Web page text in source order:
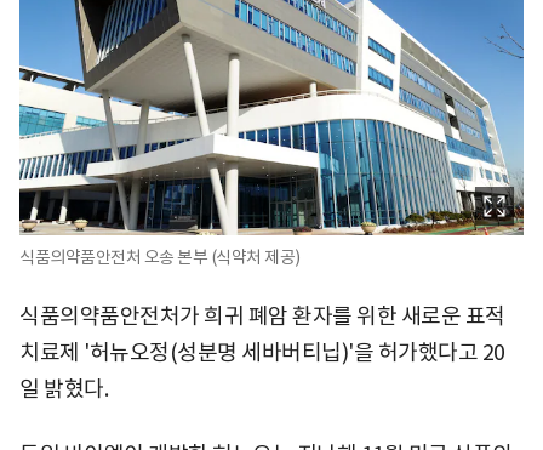
식품의약품안전처 오송 본부 (식약처 제공)
식품의약품안전처가 희귀 폐암 환자를 위한 새로운 표적
치료제 '허뉴오정(성분명 세바버티닙)'을 허가했다고 20
일 밝혔다.